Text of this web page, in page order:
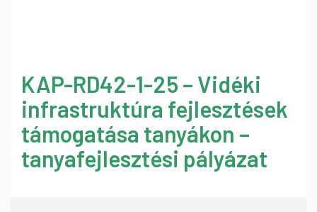
KAP-RD42-1-25 – Vidéki
infrastruktúra fejlesztések
támogatása tanyákon –
tanyafejlesztési pályázat